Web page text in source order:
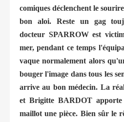
comiques déclenchent le
bon aloi. Reste un gag
docteur SPARROW est
mer, pendant ce temps
vaque normalement alors
bouger l'image dans tous les
arrive au bon médecin. La
et Brigitte BARDOT
maillot une pièce. Bien sûr le